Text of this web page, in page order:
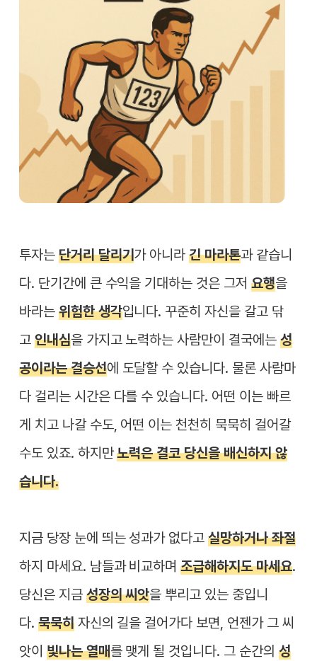
투자는 단거리 달리기가 아니라긴 마라톤과 같습니
다. 단기간에 큰 수익을 기대하는 것은 그저 요행을
바라는 위험한 생각입니다. 꾸준히 자신을 갈고 닦
고 인내심을 가지고 노력하는 사람만이 결국에는 성
공이라는 결승선에 도달할 수 있습니다. 물론 사람마
다 걸리는 시간은 다를 수 있습니다. 어떤 이는 빠르
게 치고 나갈 수도, 어떤 이는 천천히 묵묵히 걸어갈
수도 있죠. 하지만노력은 결코 당신을 배신하지 않
습니다.
지금 당장 눈에 띄는 성과가 없다고실망하거나 좌절
하지 마세요. 남들과 비교하며조급해하지도 마세요.
당신은 지금 성장의 씨앗을 뿌리고 있는 중입니
다. 묵묵히자신의 길을 걸어가다 보면, 언젠가 그 씨
앗이 빛나는 열매를 맺게 될 것입니다. 그 순간의 성